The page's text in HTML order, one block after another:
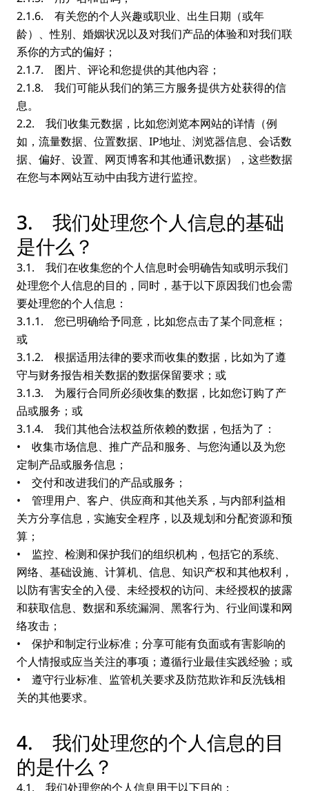
2.1.6. 有关您的个人兴趣或职业、出生日期（或年
龄）、性别、婚姻状况以及对我们产品的体验和对我们联
系你的方式的偏好；
2.1.7. 图片、评论和您提供的其他内容；
2.1.8. 我们可能从我们的第三方服务提供方处获得的信
息。
2.2. 我们收集元数据，比如您浏览本网站的详情（例
如，流量数据、位置数据、IP地址、浏览器信息、会话数
据、偏好、设置、网页博客和其他通讯数据），这些数据
在您与本网站互动中由我方进行监控。
3. 我们处理您个人信息的基础
是什么？
3.1. 我们在收集您的个人信息时会明确告知或明示我们
处理您个人信息的目的，同时，基于以下原因我们也会需
要处理您的个人信息：
3.1.1. 您已明确给予同意，比如您点击了某个同意框；
或
3.1.2. 根据适用法律的要求而收集的数据，比如为了遵
守与财务报告相关数据的数据保留要求；或
3.1.3. 为履行合同所必须收集的数据，比如您订购了产
品或服务；或
3.1.4. 我们其他合法权益所依赖的数据，包括为了：
• 收集市场信息、推广产品和服务、与您沟通以及为您
定制产品或服务信息；
• 交付和改进我们的产品或服务；
• 管理用户、客户、供应商和其他关系，与内部利益相
关方分享信息，实施安全程序，以及规划和分配资源和预
算；
• 监控、检测和保护我们的组织机构，包括它的系统、
网络、基础设施、计算机、信息、知识产权和其他权利，
以防有害安全的入侵、未经授权的访问、未经授权的披露
和获取信息、数据和系统漏洞、黑客行为、行业间谍和网
络攻击；
• 保护和制定行业标准；分享可能有负面或有害影响的
个人情报或应当关注的事项；遵循行业最佳实践经验；或
• 遵守行业标准、监管机关要求及防范欺诈和反洗钱相
关的其他要求。
4. 我们处理您的个人信息的目
的是什么？
4.1. 我们处理您的个人信息用于以下目的：